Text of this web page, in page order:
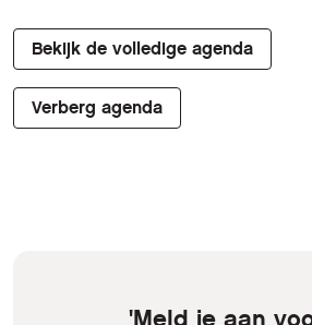
Bekijk de volledige agenda
Verberg agenda
'Meld je aan